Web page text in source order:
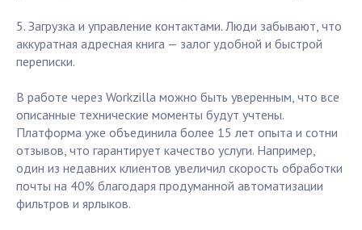
5. Загрузка и управление контактами. Люди забывают, что
аккуратная адресная книга — залог удобной и быстрой
переписки.
В работе через Workzilla можно быть уверенным, что все
описанные технические моменты будут учтены.
Платформа уже объединила более 15 лет опыта и сотни
отзывов, что гарантирует качество услуги. Например,
один из недавних клиентов увеличил скорость обработки
почты на 40% благодаря продуманной автоматизации
фильтров и ярлыков.